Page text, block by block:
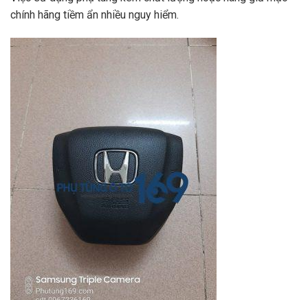
chính hãng tiềm ẩn nhiều nguy hiểm.